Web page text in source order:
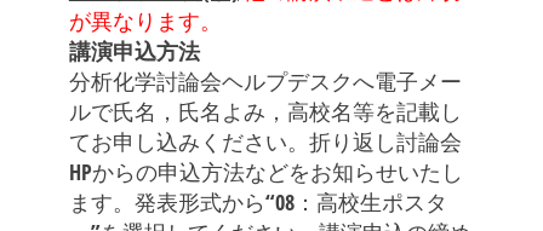
が異なります。
講演申込方法
分析化学討論会ヘルプデスクへ電子メー
ルで氏名，氏名よみ，高校名等を記載し
てお申し込みください。折り返し討論会
HPからの申込方法などをお知らせいたし
ます。発表形式から“08：高校生ポスタ